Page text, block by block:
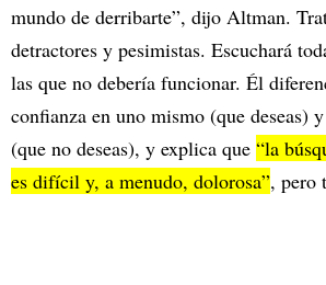
mundo de derribarte”, dijo Altman.
detractores y pesimistas. Escuchará
las que no debería funcionar. Él
confianza en uno mismo (que deseas)
(que no deseas), y explica que “la
es difícil y, a menudo, dolorosa”, pero